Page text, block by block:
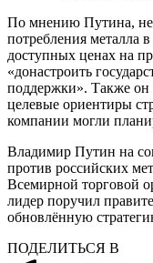
По мнению Путина,
потребления металла
доступных ценах на
«донастроить
поддержки». Также он
целевые ориентиры
компании могли
Владимир Путин на
против российских
Всемирной торговой
лидер поручил
обновлённую
ПОДЕЛИТЬСЯ В